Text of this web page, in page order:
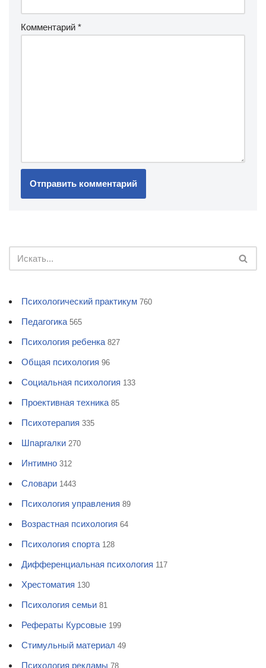
Комментарий *
Психологический практикум 760
Педагогика 565
Психология ребенка 827
Общая психология 96
Социальная психология 133
Проективная техника 85
Психотерапия 335
Шпаргалки 270
Интимно 312
Словари 1443
Психология управления 89
Возрастная психология 64
Психология спорта 128
Дифференциальная психология 117
Хрестоматия 130
Психология семьи 81
Рефераты Курсовые 199
Стимульный материал 49
Психология рекламы 78